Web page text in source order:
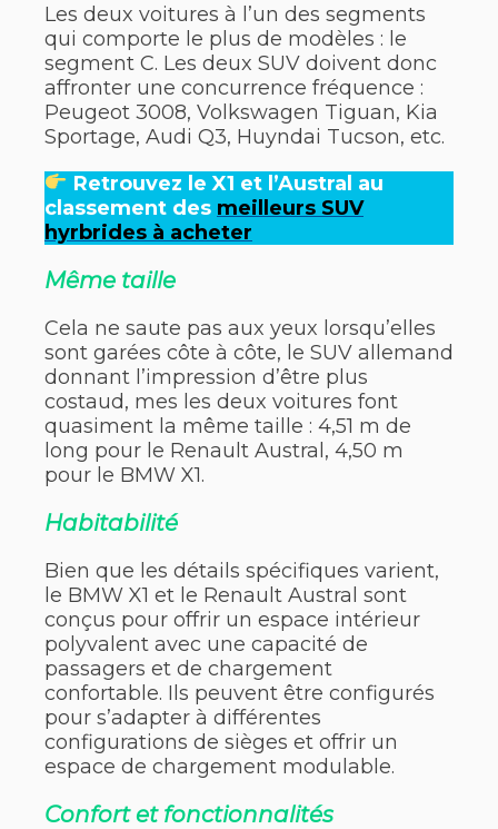
Les deux voitures à l’un des segments
qui comporte le plus de modèles : le
segment C. Les deux SUV doivent donc
affronter une concurrence fréquence :
Peugeot 3008, Volkswagen Tiguan, Kia
Sportage, Audi Q3, Huyndai Tucson, etc.
Retrouvez le X1 et l’Austral au
classement des meilleurs SUV
hyrbrides à acheter
Même taille
Cela ne saute pas aux yeux lorsqu’elles
sont garées côte à côte, le SUV allemand
donnant l’impression d’être plus
costaud, mes les deux voitures font
quasiment la même taille : 4,51 m de
long pour le Renault Austral, 4,50 m
pour le BMW X1.
Habitabilité
Bien que les détails spécifiques varient,
le BMW X1 et le Renault Austral sont
conçus pour offrir un espace intérieur
polyvalent avec une capacité de
passagers et de chargement
confortable. Ils peuvent être configurés
pour s’adapter à différentes
configurations de sièges et offrir un
espace de chargement modulable.
Confort et fonctionnalités